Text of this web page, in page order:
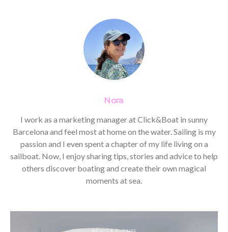
Nora
I work as a marketing manager at Click&Boat in sunny
Barcelona and feel most at home on the water. Sailing is my
passion and I even spent a chapter of my life living on a
sailboat. Now, I enjoy sharing tips, stories and advice to help
others discover boating and create their own magical
moments at sea.